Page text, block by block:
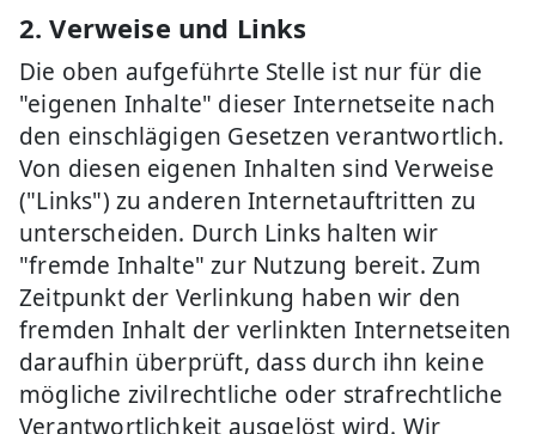
2. Verweise und Links
Die oben aufgeführte Stelle ist nur für die
"eigenen Inhalte" dieser Internetseite nach
den einschlägigen Gesetzen verantwortlich.
Von diesen eigenen Inhalten sind Verweise
("Links") zu anderen Internetauftritten zu
unterscheiden. Durch Links halten wir
"fremde Inhalte" zur Nutzung bereit. Zum
Zeitpunkt der Verlinkung haben wir den
fremden Inhalt der verlinkten Internetseiten
daraufhin überprüft, dass durch ihn keine
mögliche zivilrechtliche oder strafrechtliche
Verantwortlichkeit ausgelöst wird. Wir